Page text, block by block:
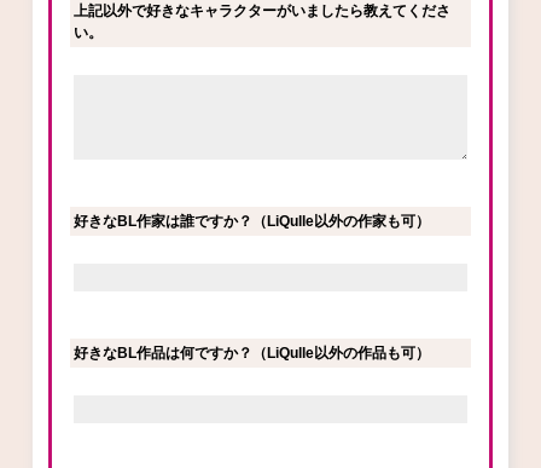
上記以外で好きなキャラクターがいましたら教えてくださ
い。
好きなBL作家は誰ですか？（LiQulle以外の作家も可）
好きなBL作品は何ですか？（LiQulle以外の作品も可）